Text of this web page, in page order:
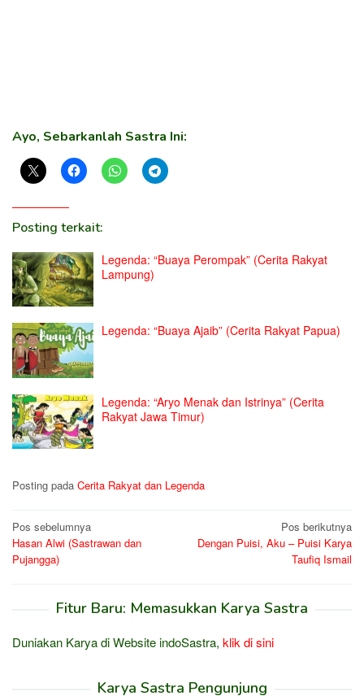
Ayo, Sebarkanlah Sastra Ini:
Posting terkait:
Legenda: “Buaya Perompak” (Cerita Rakyat
Lampung)
Legenda: “Buaya Ajaib” (Cerita Rakyat Papua)
Legenda: “Aryo Menak dan Istrinya” (Cerita
Rakyat Jawa Timur)
Posting pada Cerita Rakyat dan Legenda
Navigasi
pos
Pos sebelumnya
Hasan Alwi (Sastrawan dan
Pujangga)
Pos berikutnya
Dengan Puisi, Aku – Puisi Karya
Taufiq Ismail
Fitur Baru: Memasukkan Karya Sastra
Duniakan Karya di Website indoSastra, klik di sini
Karya Sastra Pengunjung